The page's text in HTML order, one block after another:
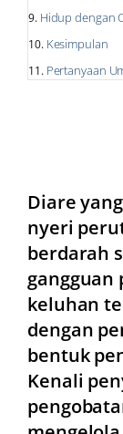
Hidup dengan
Kesimpulan
Pertanyaan
Diare
nyeri
berdarah
gangguan
keluhan
dengan
bentuk
Kenali